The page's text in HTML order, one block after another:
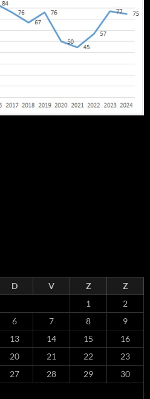
D V Z
Z
1
2
6 7 8
9
13 14 15
16
20 21 22
23
27 28 29
30